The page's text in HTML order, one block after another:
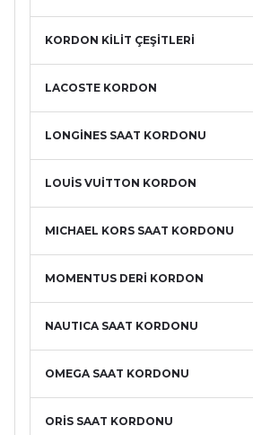
KORDON KİLİT ÇEŞİTLERİ
LACOSTE KORDON
LONGİNES SAAT KORDONU
LOUİS VUİTTON KORDON
MICHAEL KORS SAAT KORDONU
MOMENTUS DERİ KORDON
NAUTICA SAAT KORDONU
OMEGA SAAT KORDONU
ORİS SAAT KORDONU